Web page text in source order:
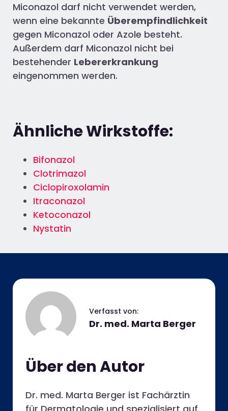
Miconazol darf nicht verwendet werden,
wenn eine bekannte Überempfindlichkeit
gegen Miconazol oder Azole besteht.
Außerdem darf Miconazol nicht bei
bestehender Lebererkrankung
eingenommen werden.
Ähnliche Wirkstoffe:
Bifonazol
Clotrimazol
Ciclopiroxolamin
Itraconazol
Ketoconazol
Nystatin
Dr. med. Marta Berger
Über den Autor
Dr. med. Marta Berger ist Fachärztin